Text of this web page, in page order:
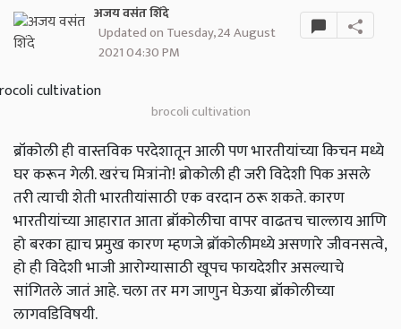
अजय वसंत शिंदे
Updated on Tuesday, 24 August
2021 04:30 PM
brocoli cultivation
ब्रॉकोली ही वास्तविक परदेशातून आली पण भारतीयांच्या किचन मध्ये
घर करून गेली. खरंच मित्रांनो! ब्रोकोली ही जरी विदेशी पिक असले
तरी त्याची शेती भारतीयांसाठी एक वरदान ठरू शकते. कारण
भारतीयांच्या आहारात आता ब्रॉकोलीचा वापर वाढतच चाल्लाय आणि
हो बरका ह्याच प्रमुख कारण म्हणजे ब्रॉकोलीमध्ये असणारे जीवनसत्वे,
हो ही विदेशी भाजी आरोग्यासाठी खूपच फायदेशीर असल्याचे
सांगितले जातं आहे. चला तर मग जाणुन घेऊया ब्रॉकोलीच्या
लागवडिविषयी.